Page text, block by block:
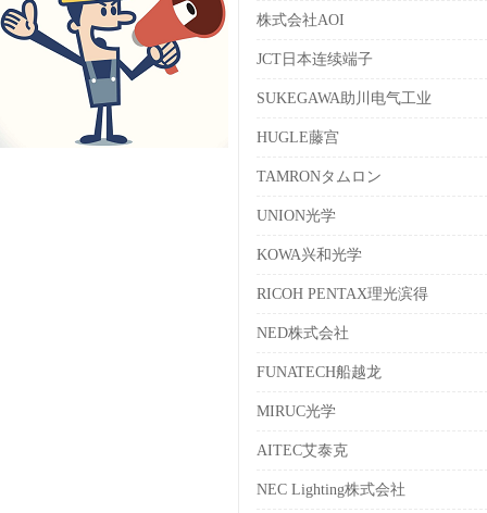
株式会社AOI
JCT日本连续端子
SUKEGAWA助川电气工业
HUGLE藤宫
TAMRONタムロン
UNION光学
KOWA兴和光学
RICOH PENTAX理光滨得
NED株式会社
FUNATECH船越龙
MIRUC光学
AITEC艾泰克
NEC Lighting株式会社